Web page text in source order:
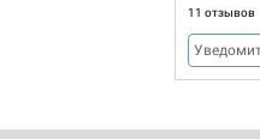
11 отзывов